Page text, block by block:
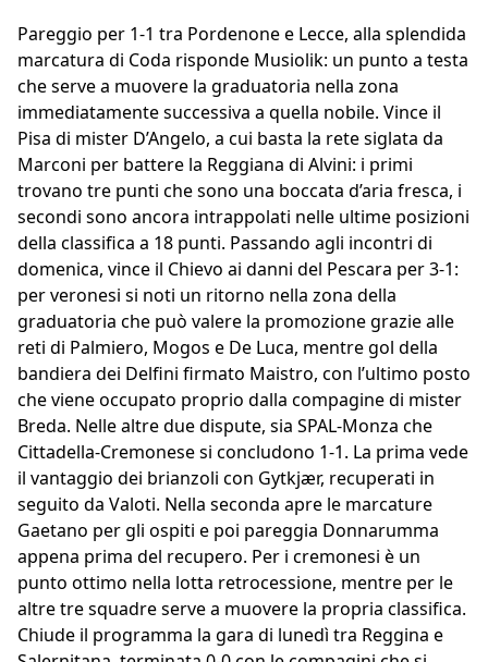
Pareggio per 1-1 tra Pordenone e Lecce, alla splendida
marcatura di Coda risponde Musiolik: un punto a testa
che serve a muovere la graduatoria nella zona
immediatamente successiva a quella nobile. Vince il
Pisa di mister D’Angelo, a cui basta la rete siglata da
Marconi per battere la Reggiana di Alvini: i primi
trovano tre punti che sono una boccata d’aria fresca, i
secondi sono ancora intrappolati nelle ultime posizioni
della classifica a 18 punti. Passando agli incontri di
domenica, vince il Chievo ai danni del Pescara per 3-1:
per veronesi si noti un ritorno nella zona della
graduatoria che può valere la promozione grazie alle
reti di Palmiero, Mogos e De Luca, mentre gol della
bandiera dei Delfini firmato Maistro, con l’ultimo posto
che viene occupato proprio dalla compagine di mister
Breda. Nelle altre due dispute, sia SPAL-Monza che
Cittadella-Cremonese si concludono 1-1. La prima vede
il vantaggio dei brianzoli con Gytkjær, recuperati in
seguito da Valoti. Nella seconda apre le marcature
Gaetano per gli ospiti e poi pareggia Donnarumma
appena prima del recupero. Per i cremonesi è un
punto ottimo nella lotta retrocessione, mentre per le
altre tre squadre serve a muovere la propria classifica.
Chiude il programma la gara di lunedì tra Reggina e